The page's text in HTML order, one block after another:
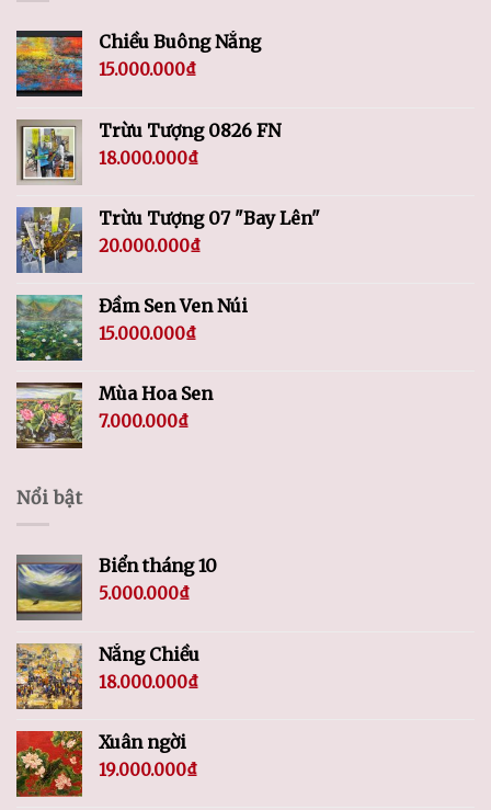
Chiều Buông Nắng
15.000.000₫
Trừu Tượng 0826 FN
18.000.000₫
Trừu Tượng 07 "Bay Lên"
20.000.000₫
Đầm Sen Ven Núi
15.000.000₫
Mùa Hoa Sen
7.000.000₫
Nổi bật
Biển tháng 10
5.000.000₫
Nắng Chiều
18.000.000₫
Xuân ngời
19.000.000₫